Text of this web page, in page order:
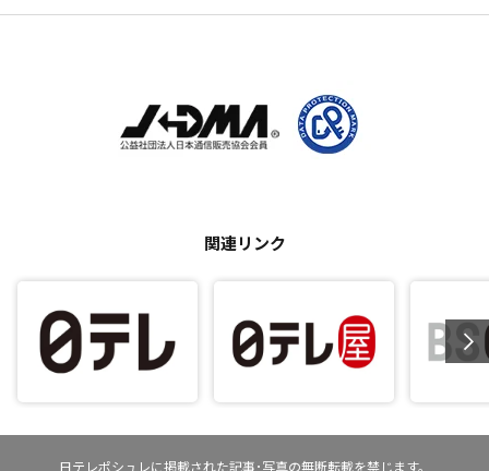
関連リンク
日テレポシュレに掲載された記事･写真の無断転載を禁じます。